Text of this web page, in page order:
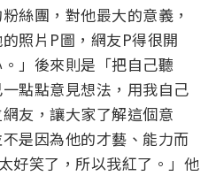
絲團，對他最大的意義，
照片P圖，網友P得很開
」後來則是「把自己聽
點點意見想法，用我自己
友，讓大家了解這個意
是因為他的才藝、能力而
好笑了，所以我紅了。」他